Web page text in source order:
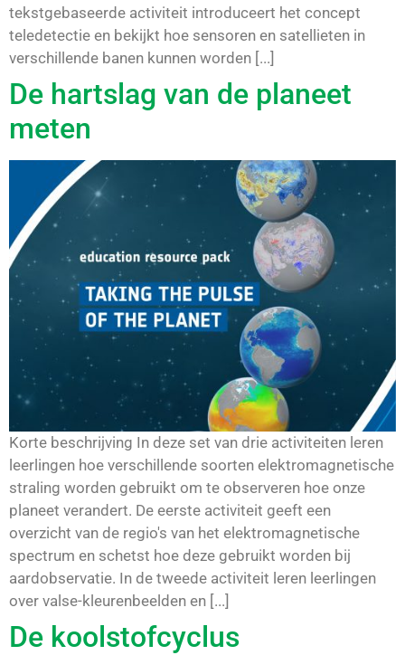
tekstgebaseerde activiteit introduceert het concept
teledetectie en bekijkt hoe sensoren en satellieten in
verschillende banen kunnen worden [...]
De hartslag van de planeet
meten
Korte beschrijving In deze set van drie activiteiten leren
leerlingen hoe verschillende soorten elektromagnetische
straling worden gebruikt om te observeren hoe onze
planeet verandert. De eerste activiteit geeft een
overzicht van de regio's van het elektromagnetische
spectrum en schetst hoe deze gebruikt worden bij
aardobservatie. In de tweede activiteit leren leerlingen
over valse-kleurenbeelden en [...]
De koolstofcyclus